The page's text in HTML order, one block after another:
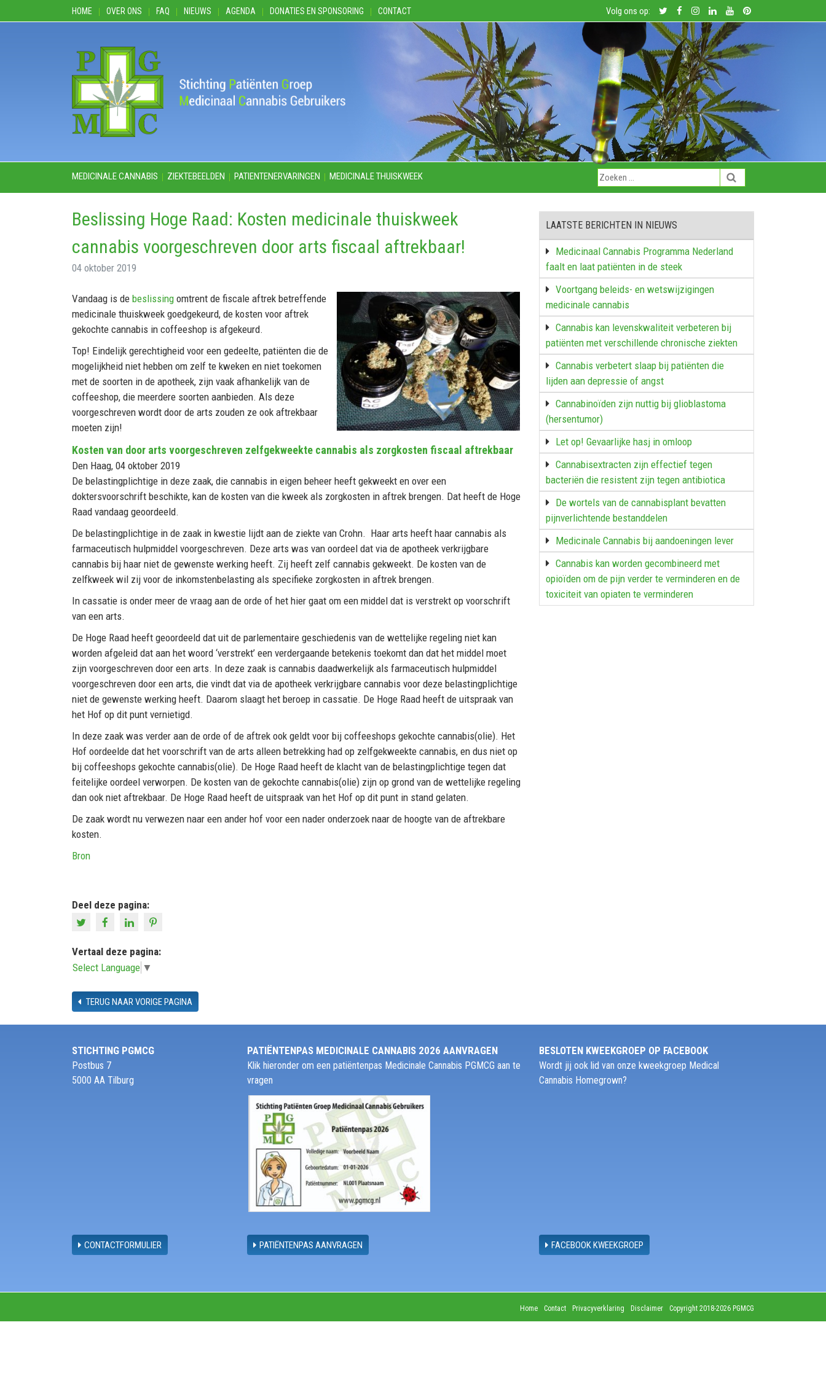
HOME OVER ONS FAQ NIEUWS AGENDA DONATIES EN SPONSORING CONTACT Volg ons op:
MEDICINALE CANNABIS ZIEKTEBEELDEN PATIENTENERVARINGEN MEDICINALE THUISKWEEK
Beslissing Hoge Raad: Kosten medicinale thuiskweek
cannabis voorgeschreven door arts fiscaal aftrekbaar!
04 oktober 2019
Vandaag is de beslissing omtrent de fiscale aftrek betreffende
medicinale thuiskweek goedgekeurd, de kosten voor aftrek
gekochte cannabis in coffeeshop is afgekeurd.
Top! Eindelijk gerechtigheid voor een gedeelte, patiënten die de
mogelijkheid niet hebben om zelf te kweken en niet toekomen
met de soorten in de apotheek, zijn vaak afhankelijk van de
coffeeshop, die meerdere soorten aanbieden. Als deze
voorgeschreven wordt door de arts zouden ze ook aftrekbaar
moeten zijn!
Kosten van door arts voorgeschreven zelfgekweekte cannabis als zorgkosten fiscaal aftrekbaar
Den Haag, 04 oktober 2019
De belastingplichtige in deze zaak, die cannabis in eigen beheer heeft gekweekt en over een
doktersvoorschrift beschikte, kan de kosten van die kweek als zorgkosten in aftrek brengen. Dat heeft de Hoge
Raad vandaag geoordeeld.
De belastingplichtige in de zaak in kwestie lijdt aan de ziekte van Crohn. Haar arts heeft haar cannabis als
farmaceutisch hulpmiddel voorgeschreven. Deze arts was van oordeel dat via de apotheek verkrijgbare
cannabis bij haar niet de gewenste werking heeft. Zij heeft zelf cannabis gekweekt. De kosten van de
zelfkweek wil zij voor de inkomstenbelasting als specifieke zorgkosten in aftrek brengen.
In cassatie is onder meer de vraag aan de orde of het hier gaat om een middel dat is verstrekt op voorschrift
van een arts.
De Hoge Raad heeft geoordeeld dat uit de parlementaire geschiedenis van de wettelijke regeling niet kan
worden afgeleid dat aan het woord ‘verstrekt’ een verdergaande betekenis toekomt dan dat het middel moet
zijn voorgeschreven door een arts. In deze zaak is cannabis daadwerkelijk als farmaceutisch hulpmiddel
voorgeschreven door een arts, die vindt dat via de apotheek verkrijgbare cannabis voor deze belastingplichtige
niet de gewenste werking heeft. Daarom slaagt het beroep in cassatie. De Hoge Raad heeft de uitspraak van
het Hof op dit punt vernietigd.
In deze zaak was verder aan de orde of de aftrek ook geldt voor bij coffeeshops gekochte cannabis(olie). Het
Hof oordeelde dat het voorschrift van de arts alleen betrekking had op zelfgekweekte cannabis, en dus niet op
bij coffeeshops gekochte cannabis(olie). De Hoge Raad heeft de klacht van de belastingplichtige tegen dat
feitelijke oordeel verworpen. De kosten van de gekochte cannabis(olie) zijn op grond van de wettelijke regeling
dan ook niet aftrekbaar. De Hoge Raad heeft de uitspraak van het Hof op dit punt in stand gelaten.
De zaak wordt nu verwezen naar een ander hof voor een nader onderzoek naar de hoogte van de aftrekbare
kosten.
Bron
Deel deze pagina:
Vertaal deze pagina:
Select Language ▼
TERUG NAAR VORIGE PAGINA
LAATSTE BERICHTEN IN NIEUWS
Medicinaal Cannabis Programma Nederland
faalt en laat patiënten in de steek
Voortgang beleids- en wetswijzigingen
medicinale cannabis
Cannabis kan levenskwaliteit verbeteren bij
patiënten met verschillende chronische ziekten
Cannabis verbetert slaap bij patiënten die
lijden aan depressie of angst
Cannabinoïden zijn nuttig bij glioblastoma
(hersentumor)
Let op! Gevaarlijke hasj in omloop
Cannabisextracten zijn effectief tegen
bacteriën die resistent zijn tegen antibiotica
De wortels van de cannabisplant bevatten
pijnverlichtende bestanddelen
Medicinale Cannabis bij aandoeningen lever
Cannabis kan worden gecombineerd met
opioïden om de pijn verder te verminderen en de
toxiciteit van opiaten te verminderen
STICHTING PGMCG
Postbus 7
5000 AA Tilburg
CONTACTFORMULIER
PATIËNTENPAS MEDICINALE CANNABIS 2026 AANVRAGEN
Klik hieronder om een patiëntenpas Medicinale Cannabis PGMCG aan te
vragen
PATIËNTENPAS AANVRAGEN
BESLOTEN KWEEKGROEP OP FACEBOOK
Wordt jij ook lid van onze kweekgroep Medical
Cannabis Homegrown?
FACEBOOK KWEEKGROEP
Home Contact Privacyverklaring Disclaimer Copyright 2018-2026 PGMCG